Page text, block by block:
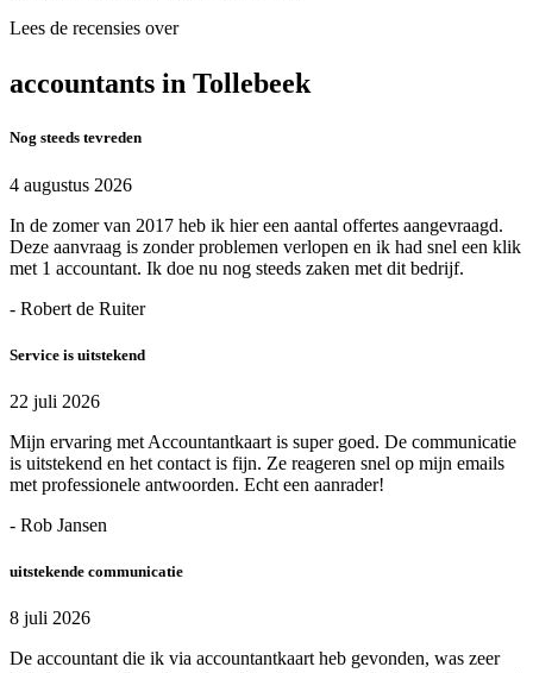
Lees de recensies over
accountants in Tollebeek
Nog steeds tevreden
4 augustus 2026
In de zomer van 2017 heb ik hier een aantal offertes aangevraagd.
Deze aanvraag is zonder problemen verlopen en ik had snel een klik
met 1 accountant. Ik doe nu nog steeds zaken met dit bedrijf.
- Robert de Ruiter
Service is uitstekend
22 juli 2026
Mijn ervaring met Accountantkaart is super goed. De communicatie
is uitstekend en het contact is fijn. Ze reageren snel op mijn emails
met professionele antwoorden. Echt een aanrader!
- Rob Jansen
uitstekende communicatie
8 juli 2026
De accountant die ik via accountantkaart heb gevonden, was zeer